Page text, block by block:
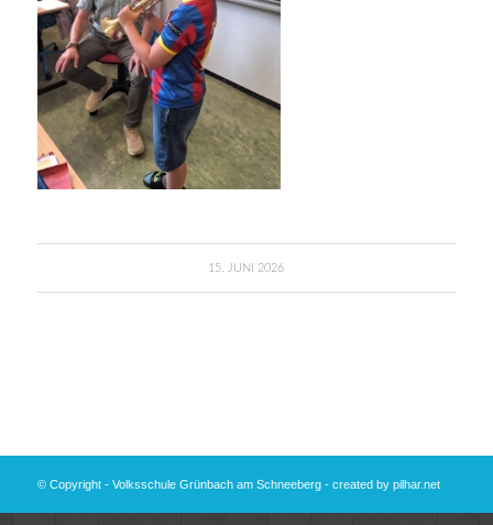
15. JUNI 2026
© Copyright - Volksschule Grünbach am Schneeberg - created by pilhar.net